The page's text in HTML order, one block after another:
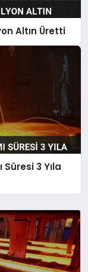
Altın Üretti
3 Yıla